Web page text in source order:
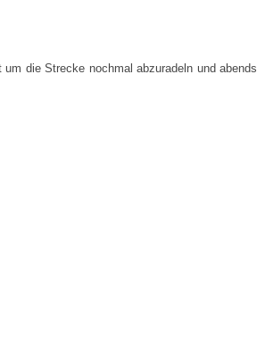
die Strecke nochmal abzuradeln und abends